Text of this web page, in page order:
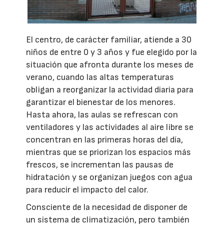
El centro, de carácter familiar, atiende a 30
niños de entre 0 y 3 años y fue elegido por la
situación que afronta durante los meses de
verano, cuando las altas temperaturas
obligan a reorganizar la actividad diaria para
garantizar el bienestar de los menores.
Hasta ahora, las aulas se refrescan con
ventiladores y las actividades al aire libre se
concentran en las primeras horas del día,
mientras que se priorizan los espacios más
frescos, se incrementan las pausas de
hidratación y se organizan juegos con agua
para reducir el impacto del calor.
Consciente de la necesidad de disponer de
un sistema de climatización, pero también